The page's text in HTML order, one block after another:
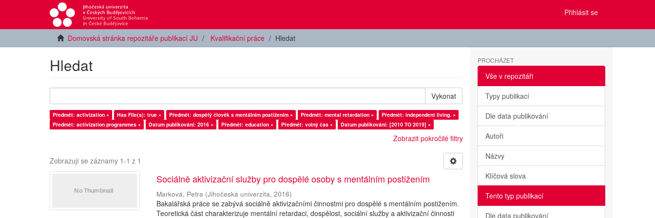
Přihlásit se
Domovská stránka repozitáře publikací JU Kvalifikační práce Hledat
Hledat
Vykonat
Předmět: activization × Has File(s): true × Předmět: dospělý člověk s mentálním postižením × Předmět: mental retardation ×
Předmět: independent living. ×
Předmět: activization programmes ×
Datum publikování: 2016 × Předmět: education × Předmět: volný čas × Datum publikování: [2010 TO 2019] ×
Zobrazit pokročilé filtry
Zobrazují se záznamy 1-1 z 1
Sociálně aktivizační služby pro dospělé osoby s mentálním postižením
Marková, Petra (Jihočeská univerzita,2016)
Bakalářská práce se zabývá sociálně aktivizačními činnostmi pro dospělé s mentálním postižením.
Teoretická část charakterizuje mentální retardaci, dospělost, sociální služby a aktivizační činnosti
PROCHÁZET
Vše v repozitáři
Typy publikací
Dle data publikování
Autoři
Názvy
Klíčová slova
Tento typ publikací
Dle data publikování